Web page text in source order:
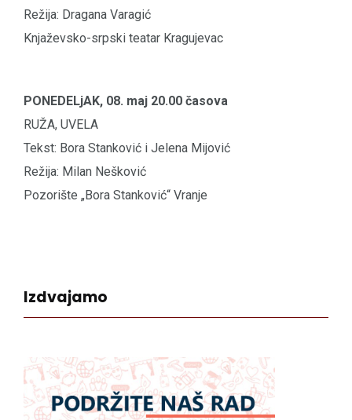
Režija: Dragana Varagić
Knjaževsko-srpski teatar Kragujevac
PONEDELjAK, 08. maj 20.00 časova
RUŽA, UVELA
Tekst: Bora Stanković i Jelena Mijović
Režija: Milan Nešković
Pozorište „Bora Stanković“ Vranje
Izdvajamo